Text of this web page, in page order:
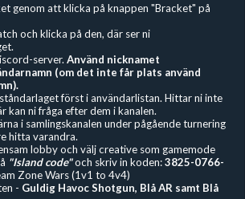
genom att klicka på knappen "Bracket" på
och klicka på den, där ser ni
server. Använd nicknamet
(om det inte får plats använd
först i användarlistan. Hittar ni inte
kan ni fråga efter dem i kanalen.
i samlingskanalen under pågående turnering
hitta varandra.
lobby och välj creative som gamemode
"Island code"och skriv in koden:3825-0766-
Zone Wars (1v1 to 4v4)
- Guldig Havoc Shotgun, Blå AR samt Blå